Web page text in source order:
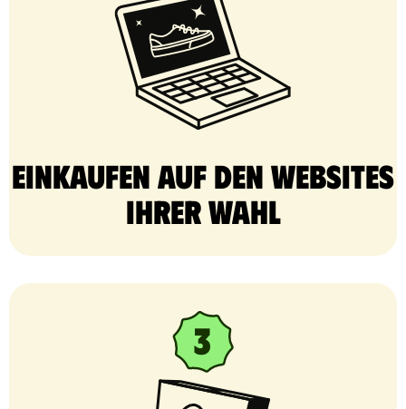
Einkaufen auf den Websites
Ihrer Wahl